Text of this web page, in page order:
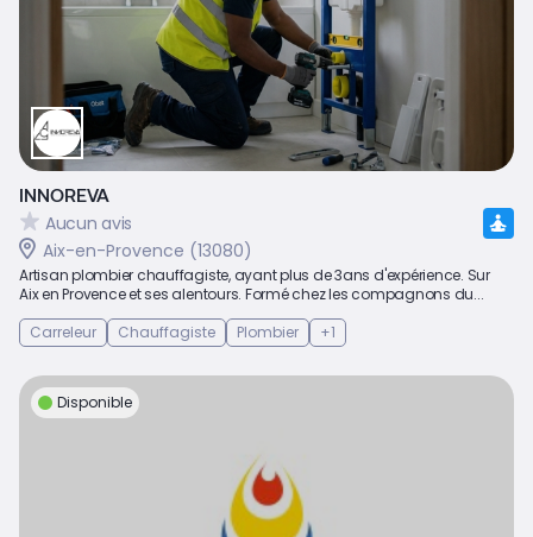
INNOREVA
Aucun avis
Aix-en-Provence (13080)
Artisan plombier chauffagiste, ayant plus de 3ans d'expérience. Sur
Aix en Provence et ses alentours. Formé chez les compagnons du...
Carreleur
Chauffagiste Plombier +1
Disponible